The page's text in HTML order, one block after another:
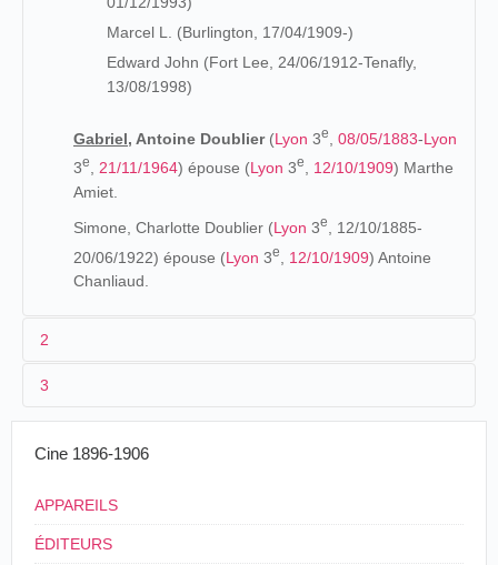
Marcel L. (Burlington, 17/04/1909-)
Edward John (Fort Lee, 24/06/1912-Tenafly,
13/08/1998)
Gabriel, Antoine Doublier(Lyon 3e 08/05/1883-Lyon
3e 21/11/1964) épouse (Lyon 3e 12/10/1909) Marthe
Amiet.
Simone, Charlotte Doublier (Lyon 3e
, 12/10/1885-
20/06/1922) épouse (Lyon 3e 12/10/1909) Antoine
Chanliaud.
2
Francisque - familièrement appelé Francis - va à l'école
encore à l'école laïque rue Saint-Nestor. Ensuite, il rentre
3
1896
carrosse
Czar et Czarine entrant dans l'église de
Cine 1896-1906
APPAREILS
ÉDITEURS